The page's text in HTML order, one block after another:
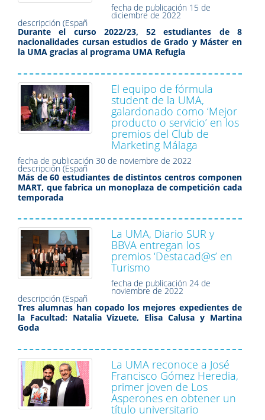
fecha de publicación 15 de
diciembre de 2022
descripción (Españ
Durante el curso 2022/23, 52 estudiantes de 8
nacionalidades cursan estudios de Grado y Máster en
la UMA gracias al programa UMA Refugia
El equipo de fórmula
student de la UMA,
galardonado como ‘Mejor
producto o servicio’ en los
premios del Club de
Marketing Málaga
fecha de publicación 30 de noviembre de 2022
descripción (Españ
Más de 60 estudiantes de distintos centros componen
MART, que fabrica un monoplaza de competición cada
temporada
La UMA, Diario SUR y
BBVA entregan los
premios ‘Destacad@s’ en
Turismo
fecha de publicación 24 de
noviembre de 2022
descripción (Españ
Tres alumnas han copado los mejores expedientes de
la Facultad: Natalia Vizuete, Elisa Calusa y Martina
Goda
La UMA reconoce a José
Francisco Gómez Heredia,
primer joven de Los
Asperones en obtener un
título universitario